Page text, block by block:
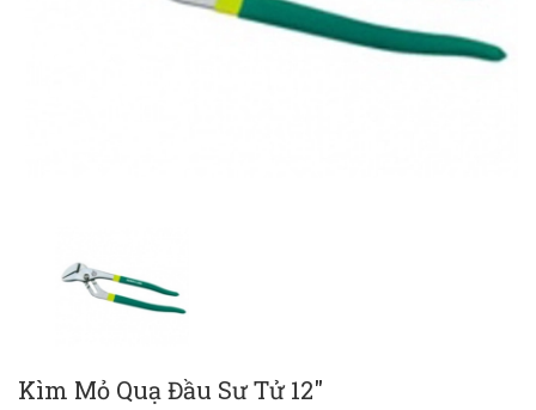
Kìm Mỏ Quạ Đầu Sư Tử 12"